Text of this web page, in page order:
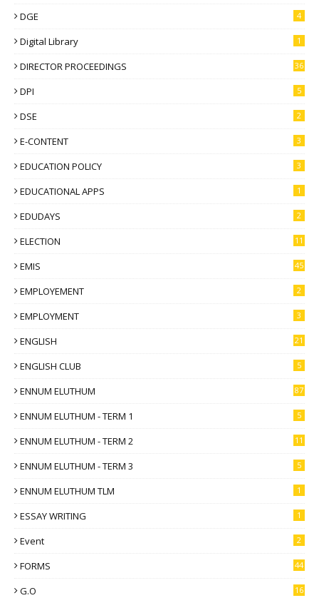
DGE 4
Digital Library 1
DIRECTOR PROCEEDINGS 36
DPI 5
DSE 2
E-CONTENT 3
EDUCATION POLICY 3
EDUCATIONAL APPS 1
EDUDAYS 2
ELECTION 11
EMIS 45
EMPLOYEMENT 2
EMPLOYMENT 3
ENGLISH 21
ENGLISH CLUB 5
ENNUM ELUTHUM 87
ENNUM ELUTHUM - TERM 1 5
ENNUM ELUTHUM - TERM 2 11
ENNUM ELUTHUM - TERM 3 5
ENNUM ELUTHUM TLM 1
ESSAY WRITING 1
Event 2
FORMS 44
G.O 16